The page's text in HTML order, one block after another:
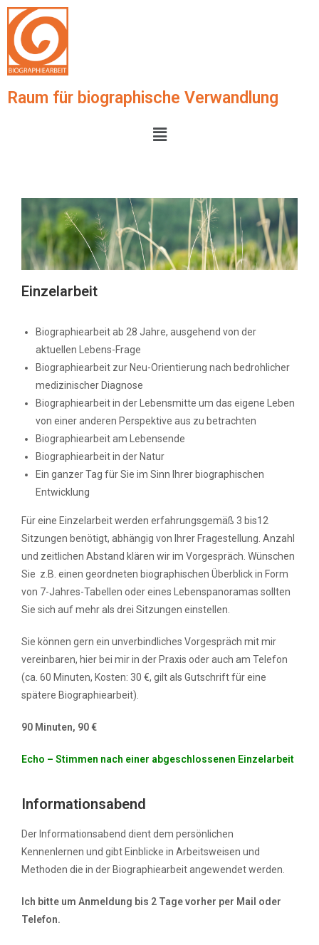
Raum für biographische Verwandlung
Einzelarbeit
Biographiearbeit ab 28 Jahre, ausgehend von der
aktuellen Lebens-Frage
Biographiearbeit zur Neu-Orientierung nach bedrohlicher
medizinischer Diagnose
Biographiearbeit in der Lebensmitte um das eigene Leben
von einer anderen Perspektive aus zu betrachten
Biographiearbeit am Lebensende
Biographiearbeit in der Natur
Ein ganzer Tag für Sie im Sinn Ihrer biographischen
Entwicklung
Für eine Einzelarbeit werden erfahrungsgemäß 3 bis12
Sitzungen benötigt, abhängig von Ihrer Fragestellung. Anzahl
und zeitlichen Abstand klären wir im Vorgespräch. Wünschen
Sie z.B. einen geordneten biographischen Überblick in Form
von 7-Jahres-Tabellen oder eines Lebenspanoramas sollten
Sie sich auf mehr als drei Sitzungen einstellen.
Sie können gern ein unverbindliches Vorgespräch mit mir
vereinbaren, hier bei mir in der Praxis oder auch am Telefon
(ca. 60 Minuten, Kosten: 30 €, gilt als Gutschrift für eine
spätere Biographiearbeit).
90 Minuten, 90 €
Echo – Stimmen nach einer abgeschlossenen Einzelarbeit
Informationsabend
Der Informationsabend dient dem persönlichen
Kennenlernen und gibt Einblicke in Arbeitsweisen und
Methoden die in der Biographiearbeit angewendet werden.
Ich bitte um Anmeldung bis 2 Tage vorher per Mail oder
Telefon.